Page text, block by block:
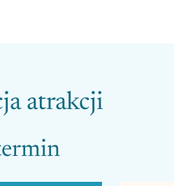
empty.
atrakcji